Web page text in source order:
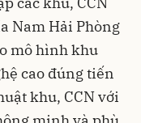
Nam Hải Phòng
mô hình khu
cao đúng tiến
khu, CCN với